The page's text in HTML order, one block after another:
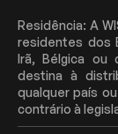
Residência: A
residentes dos
Irã, Bélgica ou
destina à
qualquer país
contrário à